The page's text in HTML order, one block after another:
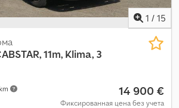
1 / 15
11m, Klima, 3
14 900 €
Фиксированная цена без учета